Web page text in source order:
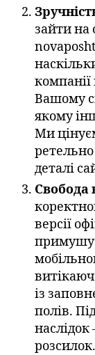
зайти
компанії
Вашому
якому
Ми
деталі
Свобода
версії
із
полів.
розсилок.